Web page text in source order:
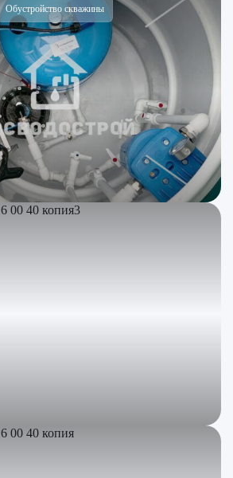
Обустройство скважины